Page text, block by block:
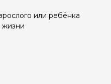
или ребёнка
жизни